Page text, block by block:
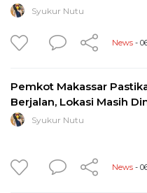
Syukur Nutu
News -
Pemkot Makassar
Berjalan, Lokasi Masih
Syukur Nutu
News -